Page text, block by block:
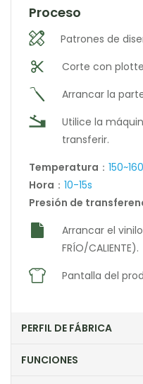
Proceso
Patrones de
Corte con
Arrancar la
Utilice la
transferir.
Temperatura ：
Hora ： 10-15s
Presión de
Arrancar el
FRÍO/CALIENTE).
Pantalla del
PERFIL DE FÁBRICA
FUNCIONES